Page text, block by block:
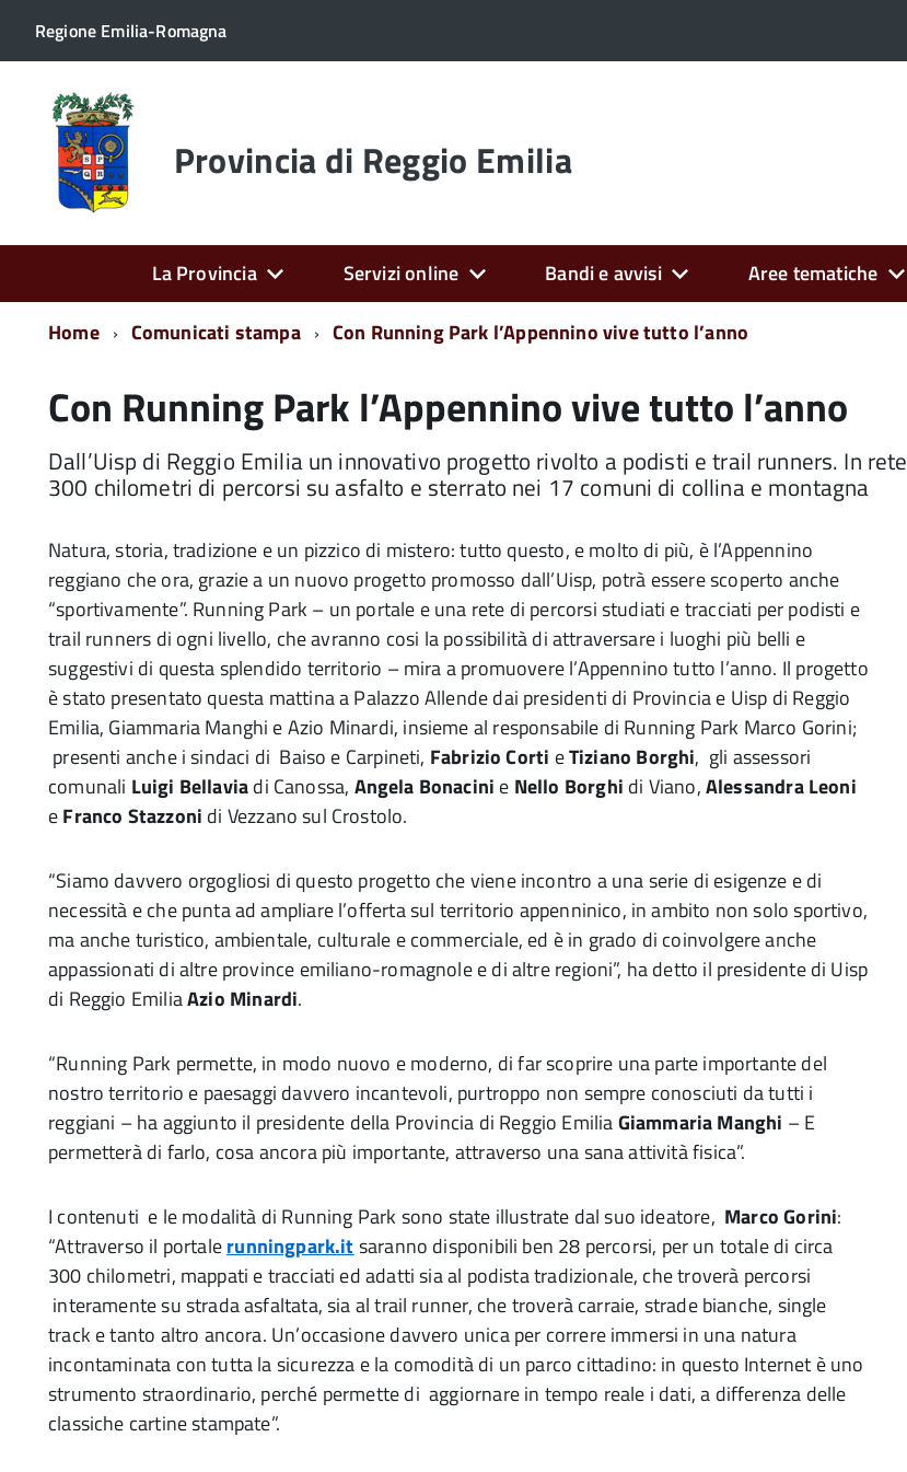
Regione Emilia-Romagna
Torna
alla
home
page Provincia di Reggio Emilia
La Provincia Servizi online Bandi e avvisi Aree tematiche
Home
Comunicati stampa Con Running Park l’Appennino vive tutto l’anno
Con Running Park l’Appennino vive tutto l’anno
Dall’Uisp di Reggio Emilia un innovativo progetto rivolto a podisti e trail runners. In rete
300 chilometri di percorsi su asfalto e sterrato nei 17 comuni di collina e montagna
Natura, storia, tradizione e un pizzico di mistero: tutto questo, e molto di più, è l’Appennino
reggiano che ora, grazie a un nuovo progetto promosso dall’Uisp, potrà essere scoperto anche
“sportivamente”. Running Park – un portale e una rete di percorsi studiati e tracciati per podisti e
trail runners di ogni livello, che avranno cosi la possibilità di attraversare i luoghi più belli e
suggestivi di questa splendido territorio – mira a promuovere l’Appennino tutto l’anno. Il progetto
è stato presentato questa mattina a Palazzo Allende dai presidenti di Provincia e Uisp di Reggio
Emilia, Giammaria Manghi e Azio Minardi, insieme al responsabile di Running Park Marco Gorini;
presenti anche i sindaci di Baiso e Carpineti, Fabrizio Corti eTiziano Borghi, gli assessori
comunali Luigi Bellaviadi Canossa, Angela Bonacini e Nello Borghi di Viano,Alessandra Leoni
eFranco Stazzoni di Vezzano sul Crostolo.
“Siamo davvero orgogliosi di questo progetto che viene incontro a una serie di esigenze e di
necessità e che punta ad ampliare l’offerta sul territorio appenninico, in ambito non solo sportivo,
ma anche turistico, ambientale, culturale e commerciale, ed è in grado di coinvolgere anche
appassionati di altre province emiliano-romagnole e di altre regioni”, ha detto il presidente di Uisp
di Reggio EmiliaAzio Minardi.
“Running Park permette, in modo nuovo e moderno, di far scoprire una parte importante del
nostro territorio e paesaggi davvero incantevoli, purtroppo non sempre conosciuti da tutti i
reggiani – ha aggiunto il presidente della Provincia di Reggio EmiliaGiammaria Manghi – E
permetterà di farlo, cosa ancora più importante, attraverso una sana attività fisica”.
I contenuti e le modalità di Running Park sono state illustrate dal suo ideatore, Marco Gorini:
“Attraverso il portalerunningpark.itsaranno disponibili ben 28 percorsi, per un totale di circa
300 chilometri, mappati e tracciati ed adatti sia al podista tradizionale, che troverà percorsi
interamente su strada asfaltata, sia al trail runner, che troverà carraie, strade bianche, single
track e tanto altro ancora. Un’occasione davvero unica per correre immersi in una natura
incontaminata con tutta la sicurezza e la comodità di un parco cittadino: in questo Internet è uno
strumento straordinario, perché permette di aggiornare in tempo reale i dati, a differenza delle
classiche cartine stampate”.